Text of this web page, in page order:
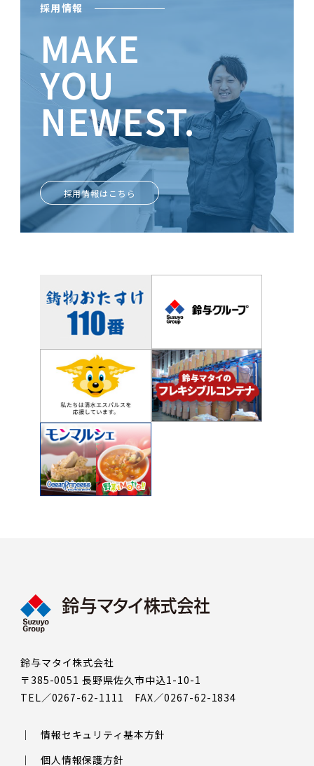
採用情報
MAKE
YOU
NEWEST.
ときめきがあなたを輝かせる
採用情報はこちら
鈴与マタイ株式会社
〒385-0051 長野県佐久市中込1-10-1
TEL／0267-62-1111 FAX／0267-62-1834
情報セキュリティ基本方針
個人情報保護方針